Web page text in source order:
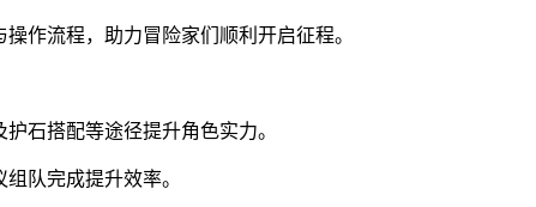
作流程，助力冒险家们顺利开启征程。
石搭配等途径提升角色实力。
队完成提升效率。